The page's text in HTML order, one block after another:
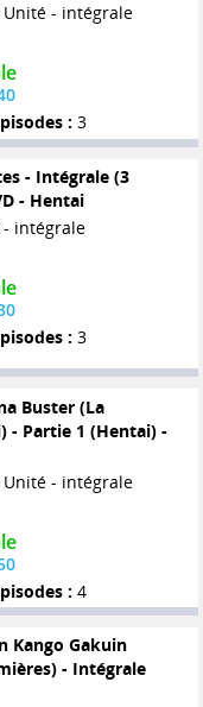
Unité - intégrale
: 3
- Intégrale (3
- Hentai
intégrale
: 3
Buster (La
- Partie 1 (Hentai) -
Unité - intégrale
: 4
Kango Gakuin
- Intégrale